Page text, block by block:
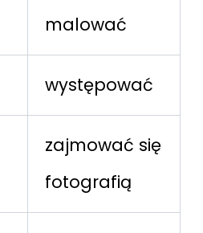
malować
występować
zajmować się
fotografią